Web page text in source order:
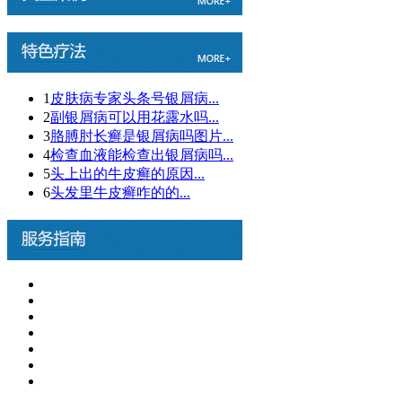
1 皮肤病专家头条号银屑病...
2副银屑病可以用花露水吗...
3胳膊肘长癣是银屑病吗图片...
4检查血液能检查出银屑病吗...
5头上出的牛皮癣的原因...
6头发里牛皮癣咋的的...